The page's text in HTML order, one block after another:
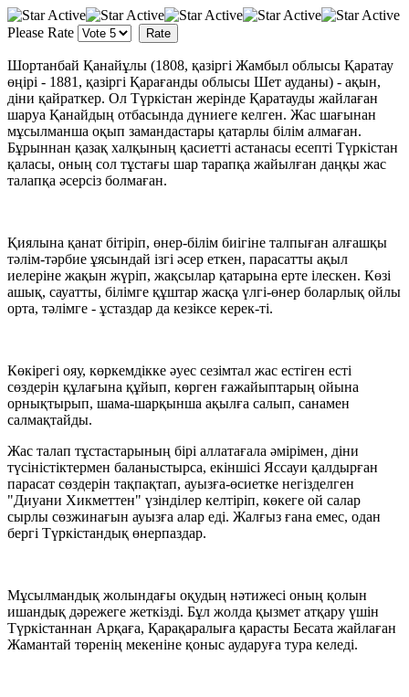
Please Rate
Шортанбай Қанайұлы (1808, қазіргі Жамбыл облысы Қаратау
өңірі - 1881, қазіргі Қарағанды облысы Шет ауданы) - ақын,
діни қайраткер. Ол Түркістан жерінде Қаратауды жайлаған
шаруа Қанайдың отбасында дүниеге келген. Жас шағынан
мұсылманша оқып замандастары қатарлы білім алмаған.
Бұрыннан қазақ халқының қасиетті астанасы есепті Түркістан
қаласы, оның сол тұстағы шар тарапқа жайылған даңқы жас
талапқа әсерсіз болмаған.
Қиялына қанат бітіріп, өнер-білім биігіне талпыған алғашқы
тәлім-тәрбие ұясындай ізгі әсер еткен, парасатты ақыл
иелеріне жақын жүріп, жақсылар қатарына ерте ілескен. Көзі
ашық, сауатты, білімге құштар жасқа үлгі-өнер боларлық ойлы
орта, тәлімге - ұстаздар да кезіксе керек-ті.
Көкірегі ояу, көркемдікке әуес сезімтал жас естіген есті
сөздерін құлағына құйып, көрген ғажайыптарың ойына
орнықтырып, шама-шарқынша ақылға салып, санамен
салмақтайды.
Жас талап тұстастарының бірі аллатағала әмірімен, діни
түсіністіктермен баланыстырса, екіншісі Яссауи қалдырған
парасат сөздерін тақпақтап, ауызға-өсиетке негізделген
"Диуани Хикметтен" үзінділер келтіріп, көкеге ой салар
сырлы сөзжинағын ауызға алар еді. Жалғыз ғана емес, одан
бергі Түркістандық өнерпаздар.
Мұсылмандық жолындағы оқудың нәтижесі оның қолын
ишандық дәрежеге жеткізді. Бұл жолда қызмет атқару үшін
Түркістаннан Арқаға, Қарақаралыға қарасты Бесата жайлаған
Жамантай төренің мекеніне қоныс аударуға тура келеді.